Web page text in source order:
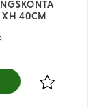
XH 40CM
Lägg till i